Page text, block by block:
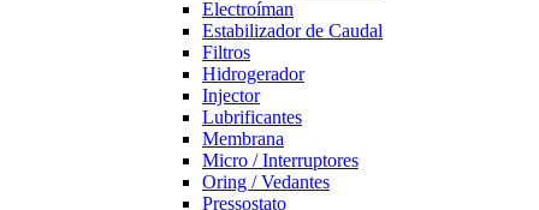
Electroíman
Estabilizador de Caudal
Filtros
Hidrogerador
Injector
Lubrificantes
Membrana
Micro / Interruptores
Oring / Vedantes
Pressostato